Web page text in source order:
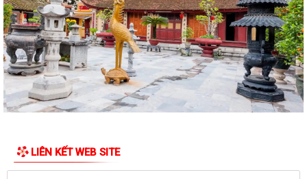
tịch UBND phường Thủy Nguyên...
Kế hoạch tuyên truyền chào mừng kỷ niệm các ngày lễ lớn trong tháng
4, tháng 5 và Lễ hội Hoa phượng...
Hướng dẫn kích hoạt Sổ sức khỏe điện tử trên ứng dụng VNeID
UBND phường Thủy Nguyên tổ chức bế mạc và trao giải Giải đua
TUYÊN TRUYỀN NHÂN DÂN TĂNG CƯỜNG QUẢN LÝ, PHÂN LOẠI CHẤT
THẢI RẮN SINH HOẠT TẠI NGUỒN
LIÊN KẾT WEB SITE